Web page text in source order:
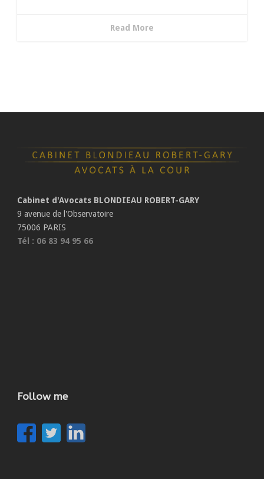
Read More
Cabinet d'Avocats BLONDIEAU ROBERT-GARY
9 avenue de l'Observatoire
75006 PARIS
Tél : 06 83 94 95 66
Follow me